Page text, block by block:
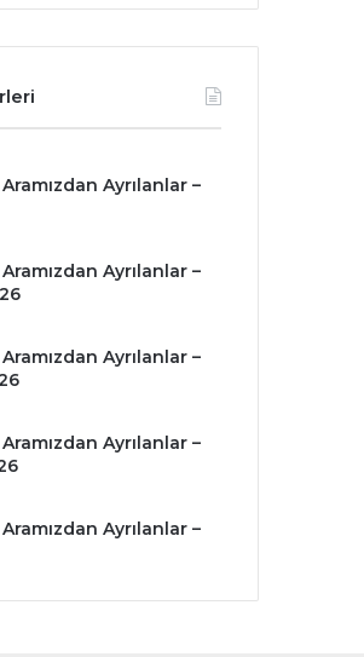
Ayrılanlar –
Ayrılanlar –
Ayrılanlar –
Ayrılanlar –
Ayrılanlar –